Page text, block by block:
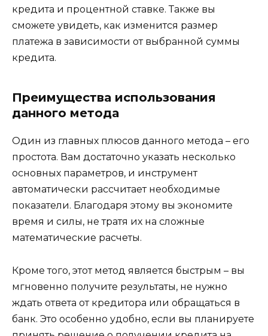
кредита и процентной ставке. Также вы
сможете увидеть, как изменится размер
платежа в зависимости от выбранной суммы
кредита.
Преимущества использования
данного метода
Один из главных плюсов данного метода – его
простота. Вам достаточно указать несколько
основных параметров, и инструмент
автоматически рассчитает необходимые
показатели. Благодаря этому вы экономите
время и силы, не тратя их на сложные
математические расчеты.
Кроме того, этот метод является быстрым – вы
мгновенно получите результаты, не нужно
ждать ответа от кредитора или обращаться в
банк. Это особенно удобно, если вы планируете